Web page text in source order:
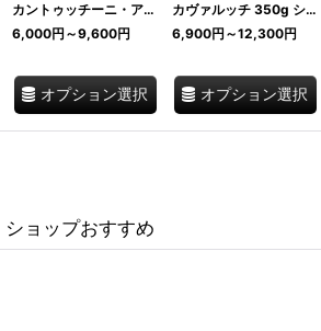
カントゥッチーニ・アッラ・ノッチョーラ・エ・カカオ 250g トスカーナ伝統のカントゥッチ イタリア産ヘーゼルナッツ 直輸入 Antichi Dolci di Siena イタリア
6,000円 ～9,600円
オプション選択
カヴァルッチ 350g シエナ伝統ビスケット 直輸入 Antichi Dolci di Siena イタリア
6,900円 ～12,300円
オプション選択
ショップおすすめ